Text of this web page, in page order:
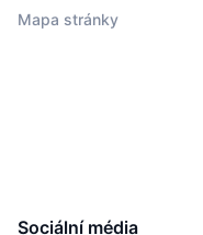
Mapa stránky
Sociální média